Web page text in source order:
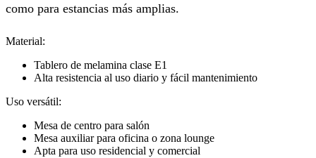
como para estancias más amplias.
Material:
Tablero de melamina clase E1
Alta resistencia al uso diario y fácil mantenimiento
Uso versátil:
Mesa de centro para salón
Mesa auxiliar para oficina o zona lounge
Apta para uso residencial y comercial